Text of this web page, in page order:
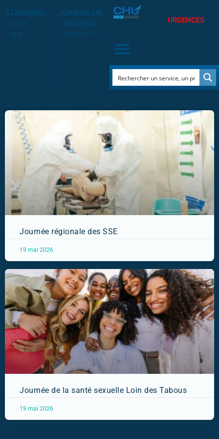
STANDARD
02 32 88
89 90
JOINDRE UN
PATIENT
02 32 88 11 11
URGENCES
Journée régionale des SSE
19 mai 2026
Journée de la santé sexuelle Loin des Tabous
19 mai 2026